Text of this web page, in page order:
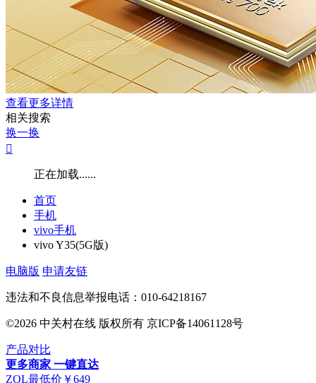
查看更多详情
相关搜索
换一换

正在加载......
首页
手机
vivo手机
vivo Y35(5G版)
电脑版 申请友链
违法和不良信息举报电话：010-64218167
©2026 中关村在线 版权所有 京ICP备14061128号
产品对比
更多商家 一键直达
ZOL最低价￥649